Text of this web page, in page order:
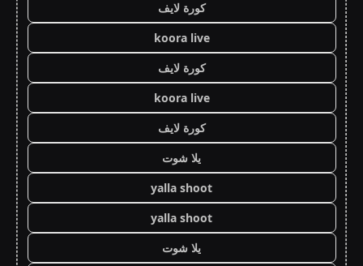
كورة لايف
koora live
كورة لايف
koora live
كورة لايف
يلا شوت
yalla shoot
yalla shoot
يلا شوت